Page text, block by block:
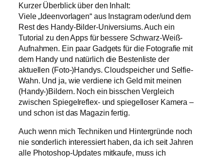
Kurzer Überblick über den Inhalt:
Viele „Ideenvorlagen“ aus Instagram oder/und dem
Rest des Handy-Bilder-Universiums. Auch ein
Tutorial zu den Apps für bessere Schwarz-Weiß-
Aufnahmen. Ein paar Gadgets für die Fotografie mit
dem Handy und natürlich die Bestenliste der
aktuellen (Foto-)Handys. Cloudspeicher und Selfie-
Wahn. Und ja, wie verdiene ich Geld mit meinen
(Handy-)Bildern. Noch ein bisschen Vergleich
zwischen Spiegelreflex- und spiegelloser Kamera –
und schon ist das Magazin fertig.
Auch wenn mich Techniken und Hintergründe noch
nie sonderlich interessiert haben, da ich seit Jahren
alle Photoshop-Updates mitkaufe, muss ich